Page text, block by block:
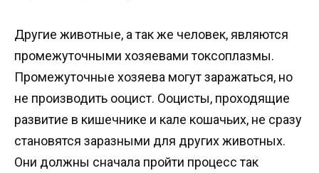
Другие животные, а так же человек, являются
промежуточными хозяевами токсоплазмы.
Промежуточные хозяева могут заражаться, но
не производить ооцист. Ооцисты, проходящие
развитие в кишечнике и кале кошачьих, не сразу
становятся заразными для других животных.
Они должны сначала пройти процесс так